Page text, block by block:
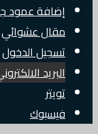
إضافة عمود
مقال عشوائي
تسجيل الدخول
البريد
تويتر
فيسبوك